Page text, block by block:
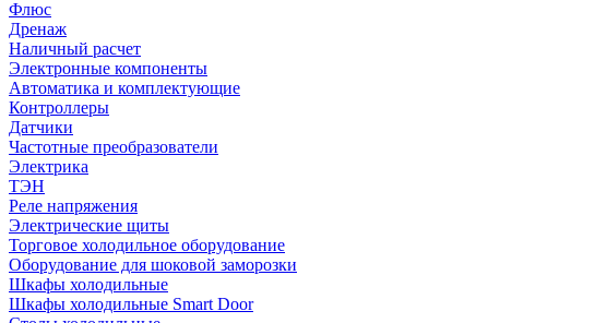
Флюс
Дренаж
Наличный расчет
Электронные компоненты
Автоматика и комплектующие
Контроллеры
Датчики
Частотные преобразователи
Электрика
ТЭН
Реле напряжения
Электрические щиты
Торговое холодильное оборудование
Оборудование для шоковой заморозки
Шкафы холодильные
Шкафы холодильные Smart Door